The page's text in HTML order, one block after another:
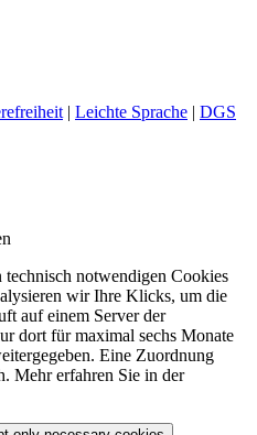
| Leichte Sprache | DGS
technisch notwendigen Cookies
wir Ihre Klicks, um die
auf einem Server der
dort für maximal sechs Monate
Eine Zuordnung
Mehr erfahren Sie in der